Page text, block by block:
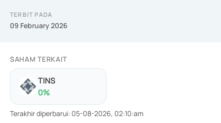
TERBIT PADA
09 February 2026
SAHAM TERKAIT
TINS
0%
Terakhir diperbarui: 05-08-2026, 02:10:am